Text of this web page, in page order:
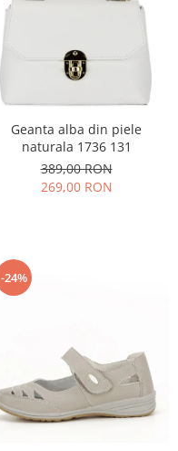
Geanta alba din piele
naturala 1736 131
389,00 RON
269,00 RON
-24%